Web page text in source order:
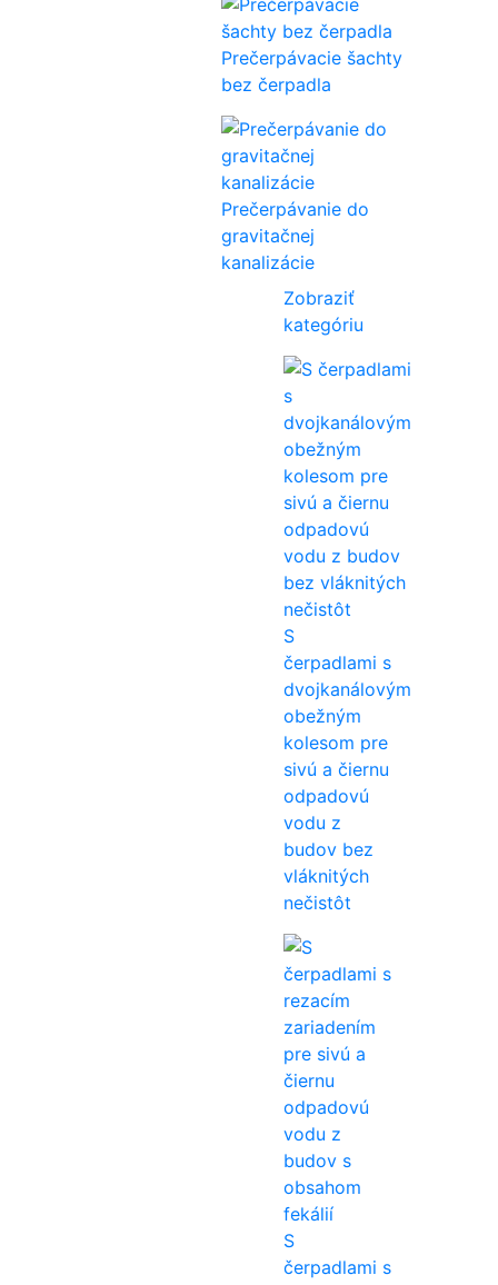
Prečerpávacie šachty
bez čerpadla
Prečerpávanie do
gravitačnej
kanalizácie
Zobraziť
kategóriu
S
čerpadlami s
dvojkanálovým
obežným
kolesom pre
sivú a čiernu
odpadovú
vodu z
budov bez
vláknitých
nečistôt
S
čerpadlami s